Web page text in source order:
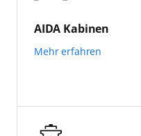
Mehr erfahren
AIDA Kabinen